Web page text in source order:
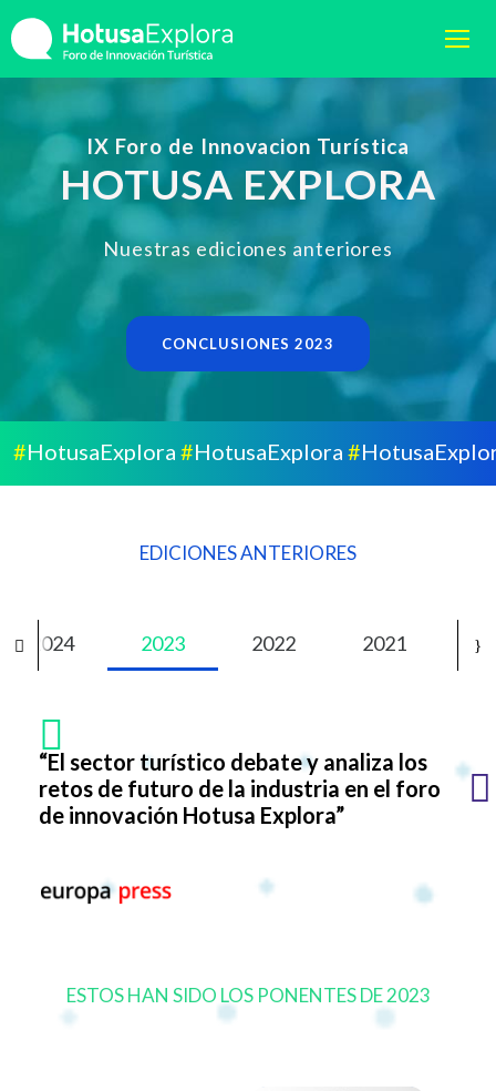
IX Foro de Innovacion Turística
HOTUSA EXPLORA
Nuestras ediciones anteriores
CONCLUSIONES 2023
#HotusaExplora#HotusaExplora#
EDICIONES ANTERIORES
2024 2023 2022 2021
“El sector turístico debate y analiza los
retos de futuro de la industria en el foro
de innovación Hotusa Explora”
ESTOS HAN SIDO LOS PONENTES DE 2023